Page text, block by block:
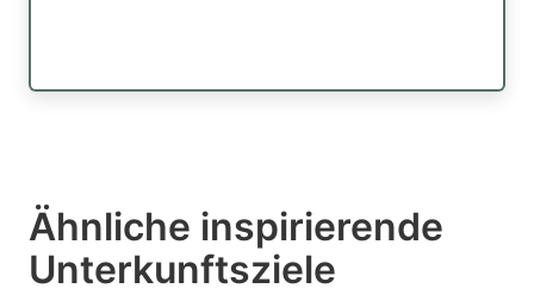
Ähnliche inspirierende
Unterkunftsziele